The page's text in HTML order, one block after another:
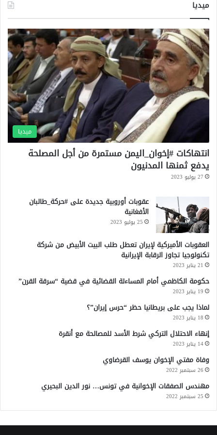
ك
ا
ن
ا
ل
أ
ح
د
ل
م
و
ا
ج
ه
ة
م
ل
ة
ميديا
ميديا
انتهاكات #إخوان_اليمن مستمرة من أجل المصلحة
يدفع ثمنها المدنيون
27 يوليو 2023
عقوبات أوروبية جديدة على #حركة_طالبان
الأفغانية
25 يوليو 2023
العقوبات الأميركية لإيران تعطل طلب البيت الأبيض من شركة
تكنولوجيا تجاوز الرقابة الإيرانية
21 يناير 2023
حكومة الكاظمي أمام المساءلة القضائية في قضية “سرقة القرن”
19 يناير 2023
لماذا يجب على بريطانيا حظر “حرس إيران”؟
18 يناير 2023
إنهاء الاحتلال التركي شرط الأسد للمصالحة مع أنقرة
14 يناير 2023
وفاة مفتي الإخوان يوسف القرضاوي
26 سبتمبر 2022
مهندس الصفقات الإخوانية في تونس… نور الدين البحيري
25 سبتمبر 2022